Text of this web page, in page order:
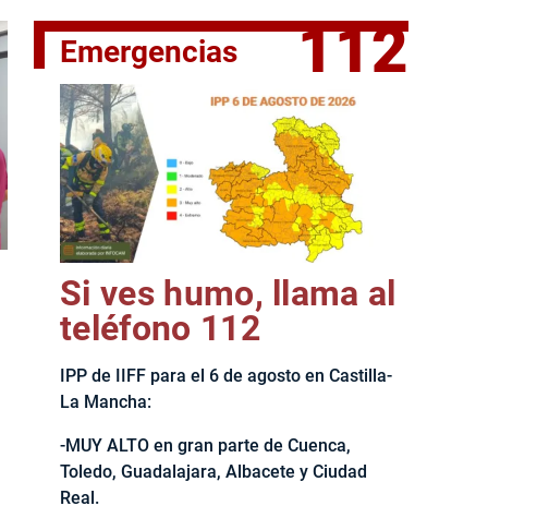
El jefe del Ejecutivo castellanomanchego, Emiliano García-
Emergencias 112
Si ves humo, llama al
teléfono 112
IPP de IIFF para el 6 de agosto en Castilla-
La Mancha:
-MUY ALTO en gran parte de Cuenca,
Toledo, Guadalajara, Albacete y Ciudad
Real.